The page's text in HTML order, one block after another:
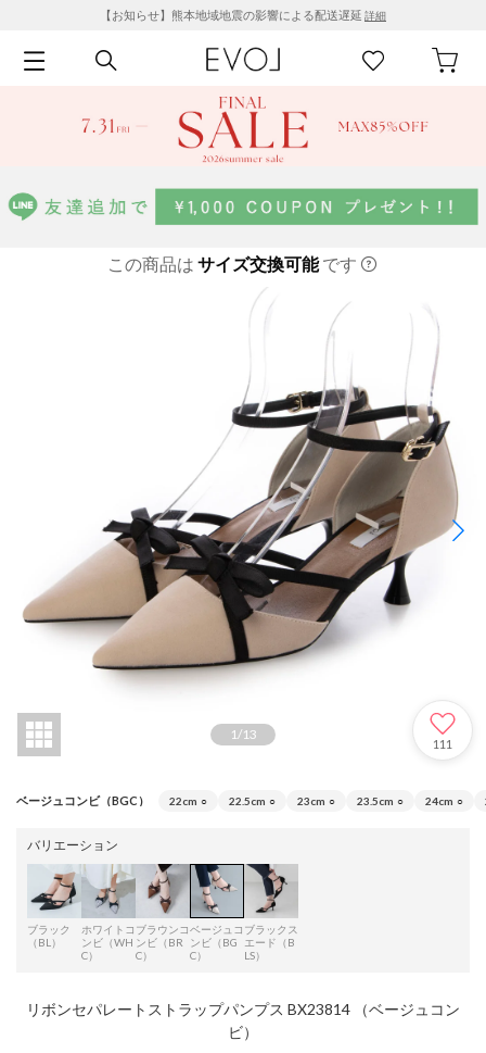
【お知らせ】熊本地域地震の影響による配送遅延 詳細
この商品は サイズ交換可能です
1 /13
111
ベージュコンビ（BGC） 22cm ○ 22.5cm ○ 23cm ○ 23.5cm ○ 24cm ○
バリエーション
ブラック
（BL）
ホワイトコ
ンビ（WH
C）
ブラウンコ
ンビ（BR
C）
ベージュコ
ンビ（BG
C）
ブラックス
エード（B
LS）
リボンセパレートストラップパンプス BX23814 （ベージュコン
ビ）